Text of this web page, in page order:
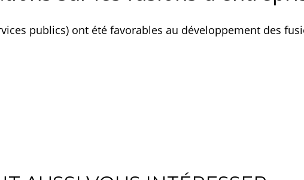
publics) ont été favorables au développement des